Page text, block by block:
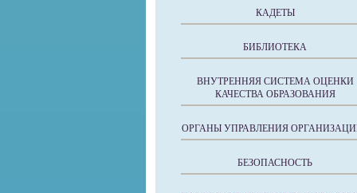
КАДЕТЫ
БИБЛИОТЕКА
ВНУТРЕННЯЯ СИСТЕМА ОЦЕНКИ
КАЧЕСТВА ОБРАЗОВАНИЯ
ОРГАНЫ УПРАВЛЕНИЯ
БЕЗОПАСНОСТЬ